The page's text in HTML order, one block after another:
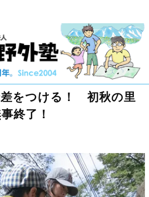
差をつける！ 初秋の里
終了！